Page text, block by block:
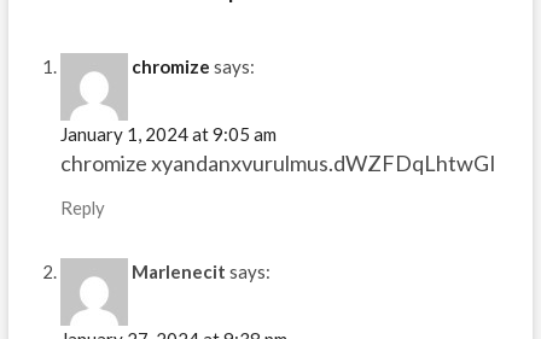
chromize says:
January 1, 2024 at 9:05 am
chromize xyandanxvurulmus.dWZFDqLhtwGI
Reply
Marlenecit says: